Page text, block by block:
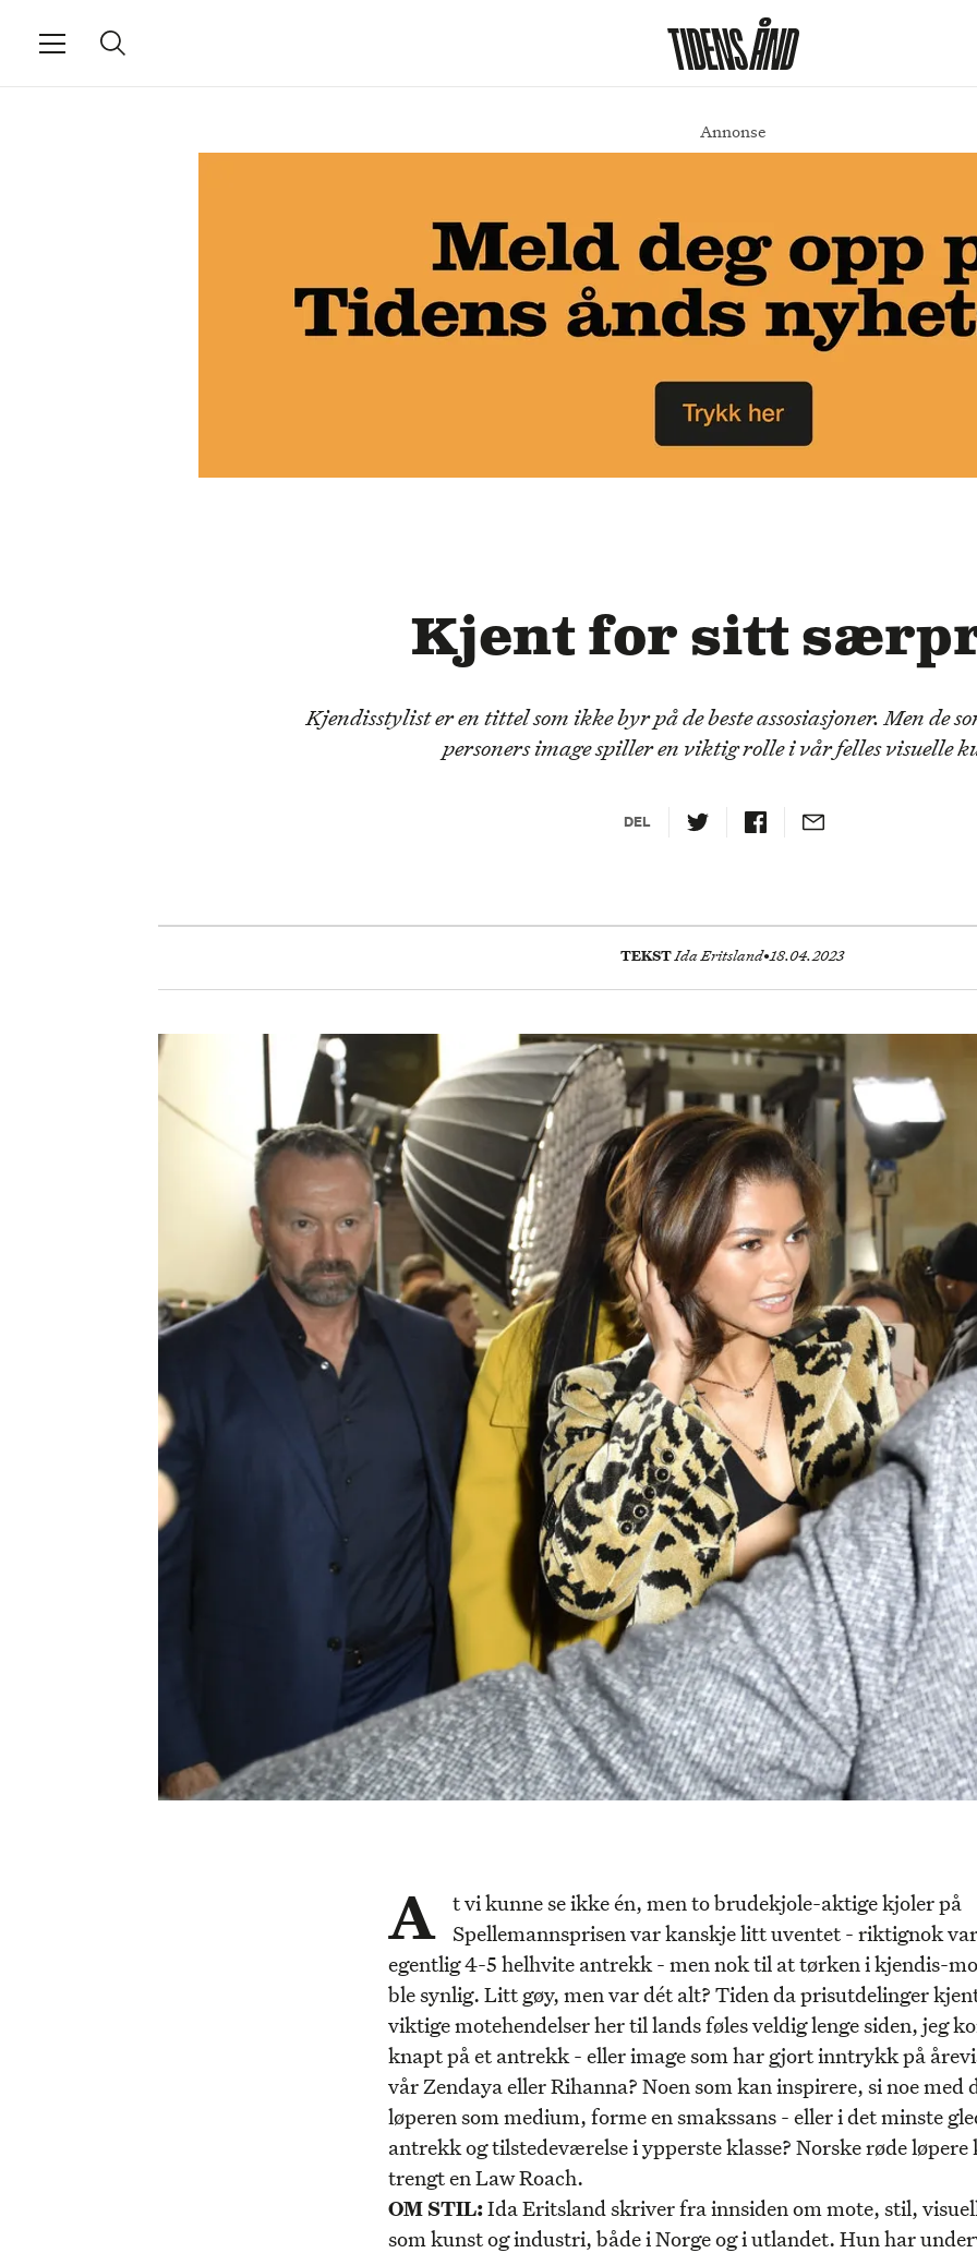
Annonse
Kjent for sitt
Kjendisstylist er en tittel som ikke byr på de beste assosiasjoner. Men de
personers image spiller en viktig rolle i vår felles visuelle
DEL
TEKSTIda Eritsland•18.04.2023
A
t vi kunne se ikke én, men to brudekjole-aktige kjoler på
Spellemannsprisen var kanskje litt uventet - riktignok
egentlig 4-5 helhvite antrekk - men nok til at tørken i kjendis-
ble synlig. Litt gøy, men var dét alt? Tiden da prisutdelinger
viktige motehendelser her til lands føles veldig lenge siden, jeg
knapt på et antrekk - eller image som har gjort inntrykk på
vår Zendaya eller Rihanna? Noen som kan inspirere, si noe med
løperen som medium, forme en smakssans - eller i det minste
antrekk og tilstedeværelse i ypperste klasse? Norske røde løpere
trengt en Law Roach.
OM STIL:Ida Eritsland skriver fra innsiden om mote, stil,
som kunst og industri, både i Norge og i utlandet. Hun har